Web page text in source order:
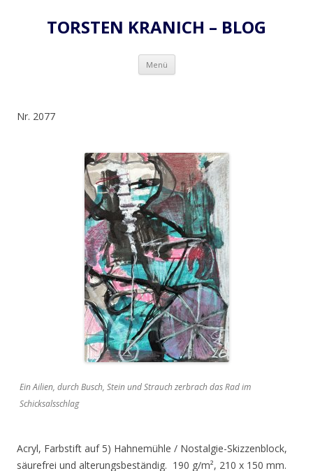
TORSTEN KRANICH – BLOG
Menü Zum
springen
Nr. 2077
Ein Ailien, durch Busch, Stein und Strauch zerbrach das Rad im
Schicksalsschlag
Acryl, Farbstift auf 5) Hahnemühle / Nostalgie-Skizzenblock,
säurefrei und alterungsbeständig. 190 g/m², 210 x 150 mm.